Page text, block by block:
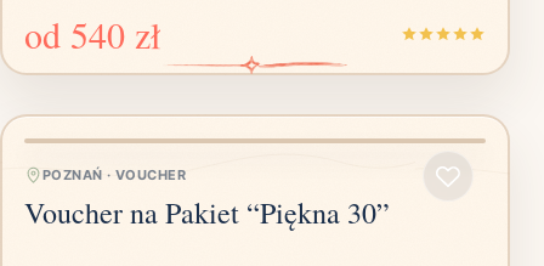
od 540 zł
POZNAŃ · VOUCHER
Voucher na Pakiet “Piękna 30”